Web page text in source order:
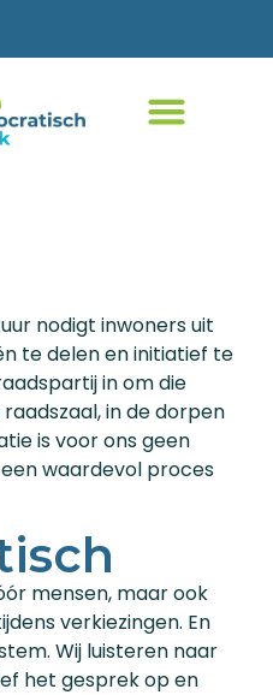
nodigt inwoners uit
te delen en initiatief te
in om die
in de dorpen
is voor ons geen
waardevol proces
mensen, maar ook
verkiezingen. En
Wij luisteren naar
het gesprek op en